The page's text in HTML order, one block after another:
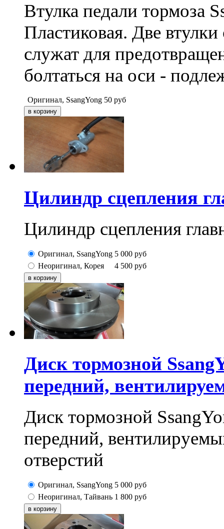
Втулка педали тормоза
Пластиковая. Две
служат для
болтаться на оси -
Оригинал, SsangYong 50 руб
Цилиндр сцепления
Цилиндр сцепления
Оригинал, SsangYong 5 000 руб
Неоригинал, Корея
4 500 руб
Диск тормозной
передний,
Диск тормозной
передний,
отверстий
Оригинал, SsangYong 5 000 руб
Неоригинал, Тайвань 1 800 руб